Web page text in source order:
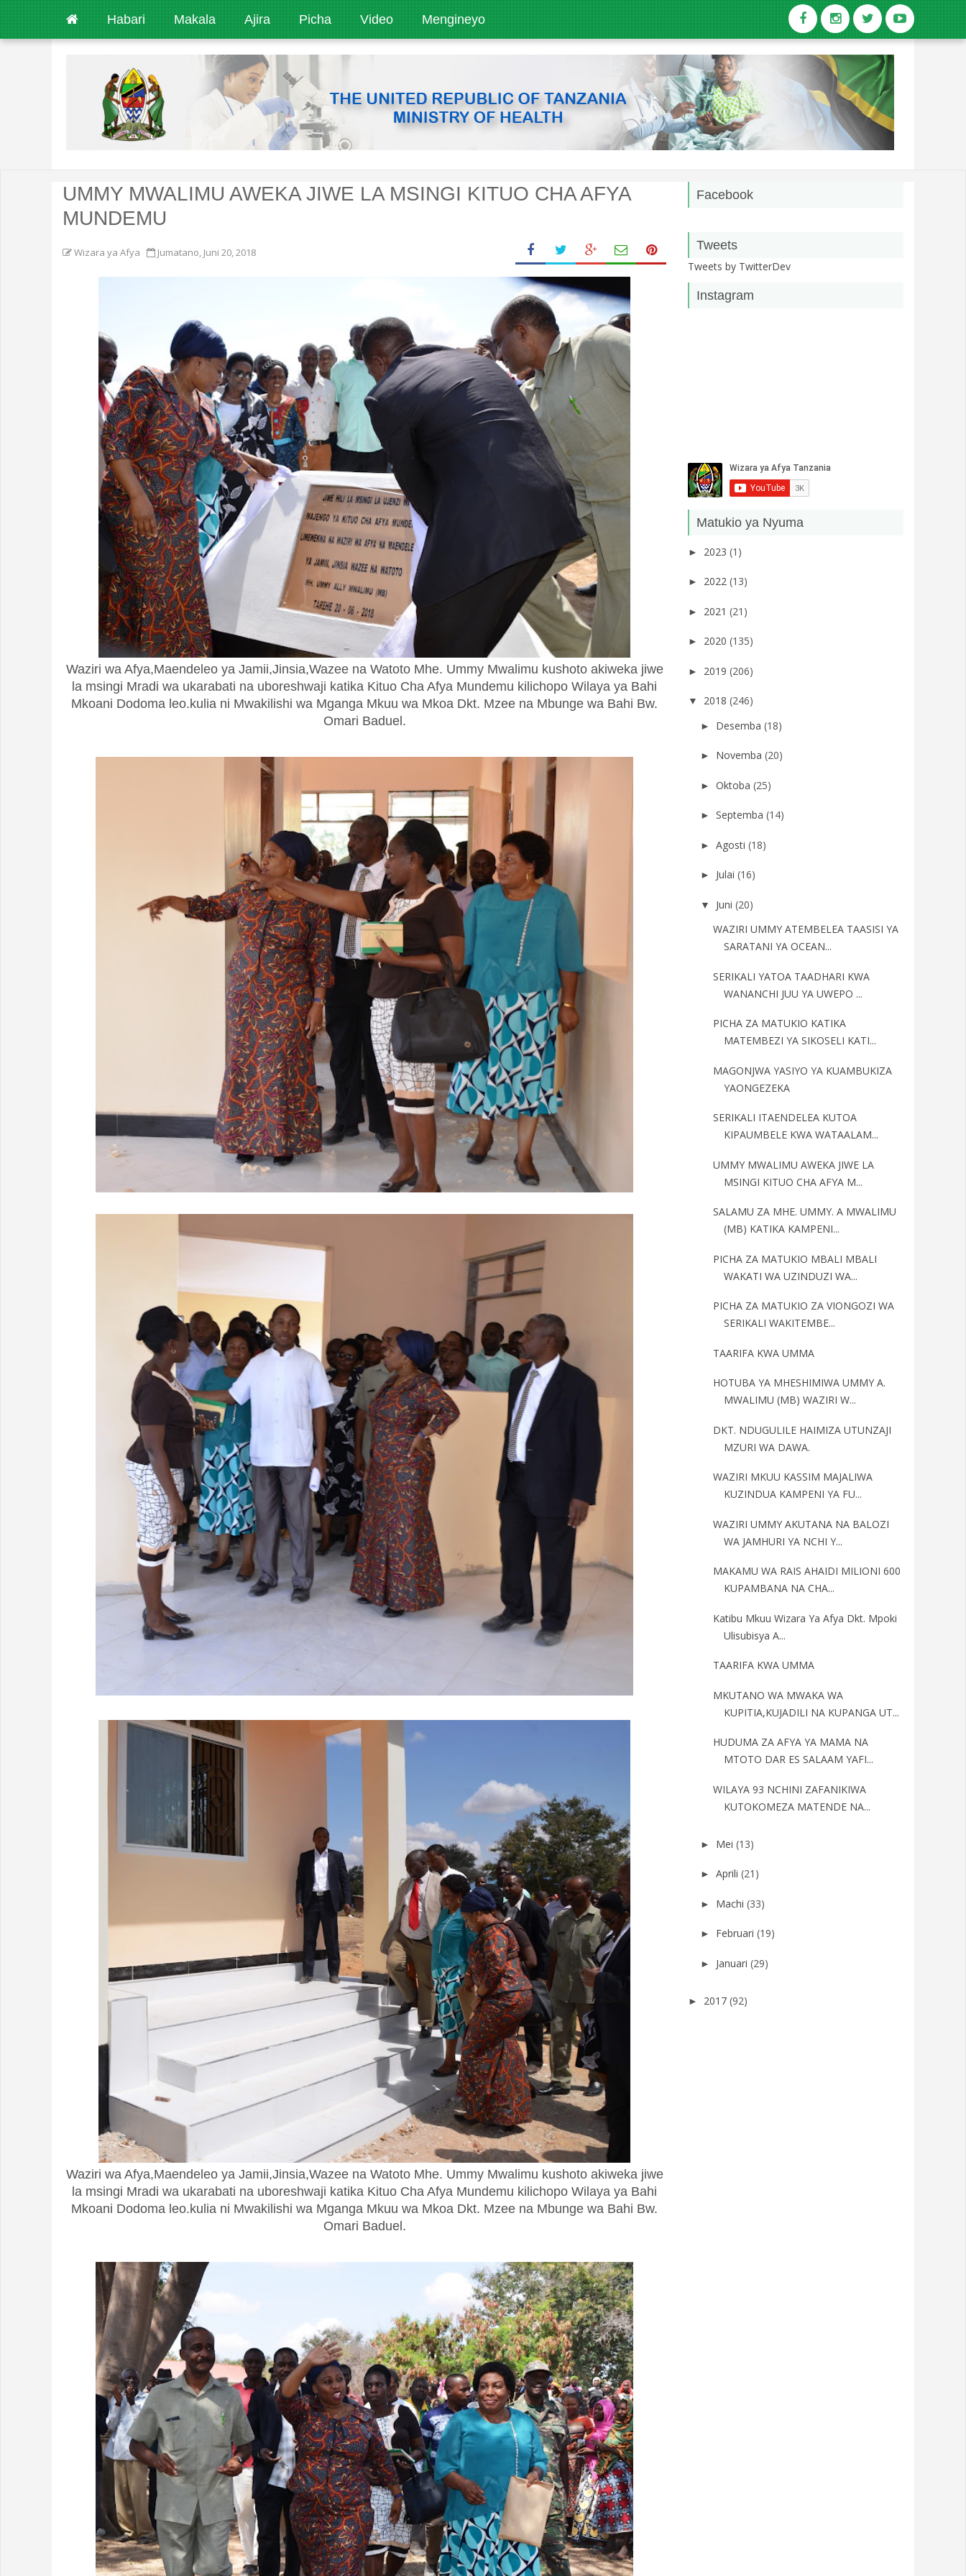
Habari Makala Ajira Picha Video Mengineyo
UMMY MWALIMU AWEKA JIWE LA MSINGI KITUO CHA AFYA
MUNDEMU
Wizara ya Afya Jumatano, Juni 20, 2018
Waziri wa Afya,Maendeleo ya Jamii,Jinsia,Wazee na Watoto Mhe. Ummy Mwalimu kushoto akiweka jiwe
la msingi Mradi wa ukarabati na uboreshwaji katika Kituo Cha Afya Mundemu kilichopo Wilaya ya Bahi
Mkoani Dodoma leo.kulia ni Mwakilishi wa Mganga Mkuu wa Mkoa Dkt. Mzee na Mbunge wa Bahi Bw.
Omari Baduel.
Waziri wa Afya,Maendeleo ya Jamii,Jinsia,Wazee na Watoto Mhe. Ummy Mwalimu kushoto akiweka jiwe
la msingi Mradi wa ukarabati na uboreshwaji katika Kituo Cha Afya Mundemu kilichopo Wilaya ya Bahi
Mkoani Dodoma leo.kulia ni Mwakilishi wa Mganga Mkuu wa Mkoa Dkt. Mzee na Mbunge wa Bahi Bw.
Omari Baduel.
Facebook
Tweets
Tweets by TwitterDev
Instagram
Matukio ya Nyuma
► 2023 (1)
► 2022 (13)
► 2021 (21)
► 2020 (135)
► 2019 (206)
▼ 2018 (246)
► Desemba (18)
► Novemba (20)
► Oktoba (25)
► Septemba (14)
► Agosti (18)
► Julai (16)
▼ Juni (20)
WAZIRI UMMY ATEMBELEA TAASISI YA
SARATANI YA OCEAN...
SERIKALI YATOA TAADHARI KWA
WANANCHI JUU YA UWEPO ...
PICHA ZA MATUKIO KATIKA
MATEMBEZI YA SIKOSELI KATI...
MAGONJWA YASIYO YA KUAMBUKIZA
YAONGEZEKA
SERIKALI ITAENDELEA KUTOA
KIPAUMBELE KWA WATAALAM...
UMMY MWALIMU AWEKA JIWE LA
MSINGI KITUO CHA AFYA M...
SALAMU ZA MHE. UMMY. A MWALIMU
(MB) KATIKA KAMPENI...
PICHA ZA MATUKIO MBALI MBALI
WAKATI WA UZINDUZI WA...
PICHA ZA MATUKIO ZA VIONGOZI WA
SERIKALI WAKITEMBE...
TAARIFA KWA UMMA
HOTUBA YA MHESHIMIWA UMMY A.
MWALIMU (MB) WAZIRI W...
DKT. NDUGULILE HAIMIZA UTUNZAJI
MZURI WA DAWA.
WAZIRI MKUU KASSIM MAJALIWA
KUZINDUA KAMPENI YA FU...
WAZIRI UMMY AKUTANA NA BALOZI
WA JAMHURI YA NCHI Y...
MAKAMU WA RAIS AHAIDI MILIONI 600
KUPAMBANA NA CHA...
Katibu Mkuu Wizara Ya Afya Dkt. Mpoki
Ulisubisya A...
TAARIFA KWA UMMA
MKUTANO WA MWAKA WA
KUPITIA,KUJADILI NA KUPANGA UT...
HUDUMA ZA AFYA YA MAMA NA
MTOTO DAR ES SALAAM YAFI...
WILAYA 93 NCHINI ZAFANIKIWA
KUTOKOMEZA MATENDE NA...
► Mei (13)
► Aprili (21)
► Machi (33)
► Februari (19)
► Januari (29)
► 2017 (92)